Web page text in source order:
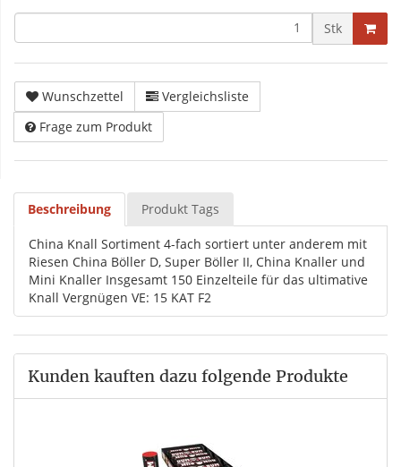
Stk
Wunschzettel
Vergleichsliste
Frage zum Produkt
Beschreibung Produkt Tags
China Knall Sortiment 4-fach sortiert unter anderem mit
Riesen China Böller D, Super Böller II, China Knaller und
Mini Knaller Insgesamt 150 Einzelteile für das ultimative
Knall Vergnügen VE: 15 KAT F2
Kunden kauften dazu folgende Produkte